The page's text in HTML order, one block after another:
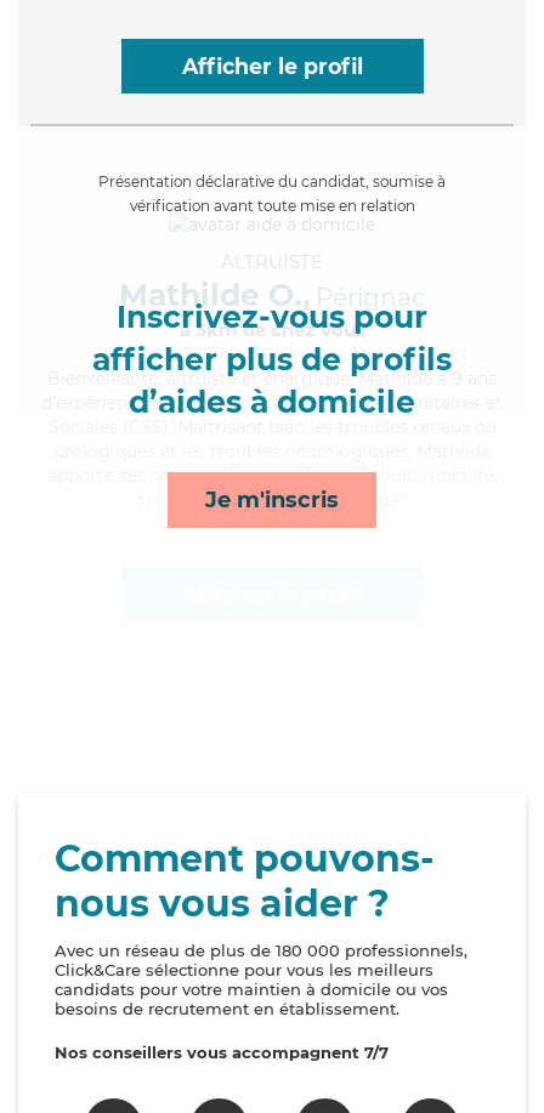
Afficher le profil
Présentation déclarative du candidat, soumise à
vérification avant toute mise en relation
Inscrivez-vous pour
afficher plus de profils
d’aides à domicile
Je m'inscris
ALTRUISTE
Mathilde O., Pérignac
à 5km de chez Vous
, altruiste et énergique, Mathilde a 9 ans
d'expérience et possède un BEP Carrières Sanitaires et
apporte ses services de surveillance de nuit, mobilité,
transports et toilette/habillage*
Comment pouvons-
nous vous aider ?
Avec un réseau de plus de 180 000 professionnels,
Click&Care sélectionne pour vous les meilleurs
candidats pour votre maintien à domicile ou vos
besoins de recrutement en établissement.
Nos conseillers vous accompagnent 7/7